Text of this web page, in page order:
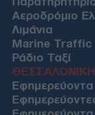
Αεροδρόμιο
Λιμάνια
Marine Traffic
Ράδιο Ταξί
ΘΕΣΣΑΛΟΝΙΚΗ